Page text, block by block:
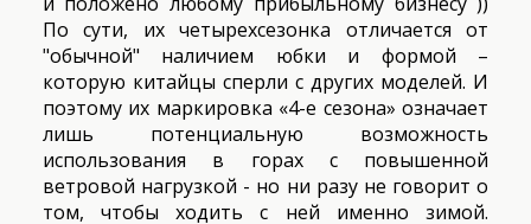
По сути, их четырехсезонка отличается от
"обычной" наличием юбки и формой –
которую китайцы сперли с других моделей. И
поэтому их маркировка «4-е сезона» означает
лишь потенциальную возможность
использования в горах с повышенной
ветровой нагрузкой - но ни разу не говорит о
том, чтобы ходить с ней именно зимой.